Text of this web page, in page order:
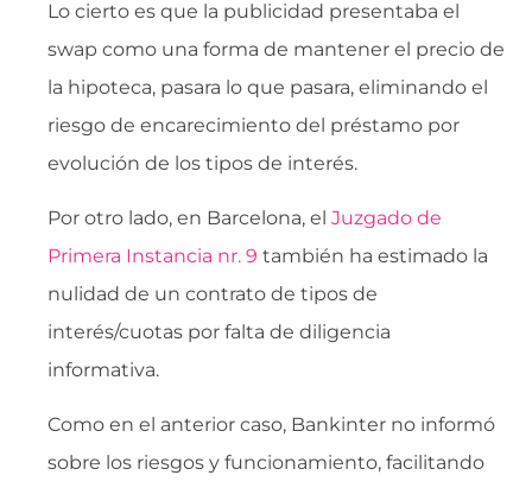
Lo cierto es que la publicidad presentaba el
swap como una forma de mantener el precio de
la hipoteca, pasara lo que pasara, eliminando el
riesgo de encarecimiento del préstamo por
evolución de los tipos de interés.
Por otro lado, en Barcelona, el Juzgado de
Primera Instancia nr. 9 también ha estimado la
nulidad de un contrato de tipos de
interés/cuotas por falta de diligencia
informativa.
Como en el anterior caso, Bankinter no informó
sobre los riesgos y funcionamiento, facilitando